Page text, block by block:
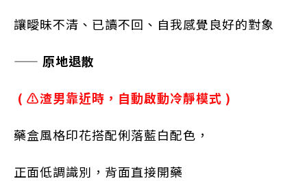
讓曖昧不清、已讀不回、自我感覺良好的對象
—— 原地退散
( ⚠️渣男靠近時，自動啟動冷靜模式 )
藥盒風格印花搭配俐落藍白配色，
正面低調識別，背面直接開藥